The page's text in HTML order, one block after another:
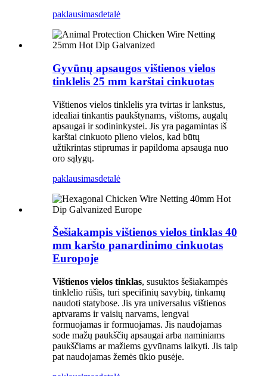
paklausimasdetalė
Gyvūnų apsaugos vištienos vielos
tinklelis 25 mm karštai cinkuotas
Vištienos vielos tinklelis yra tvirtas ir lankstus,
idealiai tinkantis paukštynams, vištoms, augalų
apsaugai ir sodininkystei. Jis yra pagamintas iš
karštai cinkuoto plieno vielos, kad būtų
užtikrintas stiprumas ir papildoma apsauga nuo
oro sąlygų.
paklausimasdetalė
Šešiakampis vištienos vielos tinklas 40
mm karšto panardinimo cinkuotas
Europoje
Vištienos vielos tinklas, susuktos šešiakampės
tinklelio rūšis, turi specifinių savybių, tinkamų
naudoti statybose. Jis yra universalus vištienos
aptvarams ir vaisių narvams, lengvai
formuojamas ir formuojamas. Jis naudojamas
sode mažų paukščių apsaugai arba naminiams
paukščiams ar mažiems gyvūnams laikyti. Jis taip
pat naudojamas žemės ūkio pusėje.